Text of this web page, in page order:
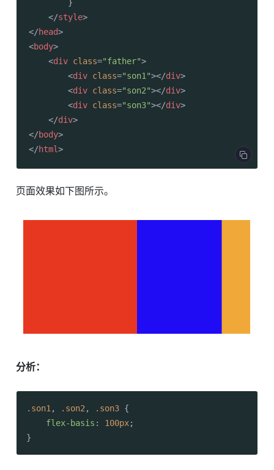
        }
</style>
</head>
<body>
<div class="father">
<div class="son1"></div>
<div class="son2"></div>
<div class="son3"></div>
</div>
</body>
</html>
页面效果如下图所示。
分析：
.son1 , .son2 , .son3 {
flex-basis : 100px;
}